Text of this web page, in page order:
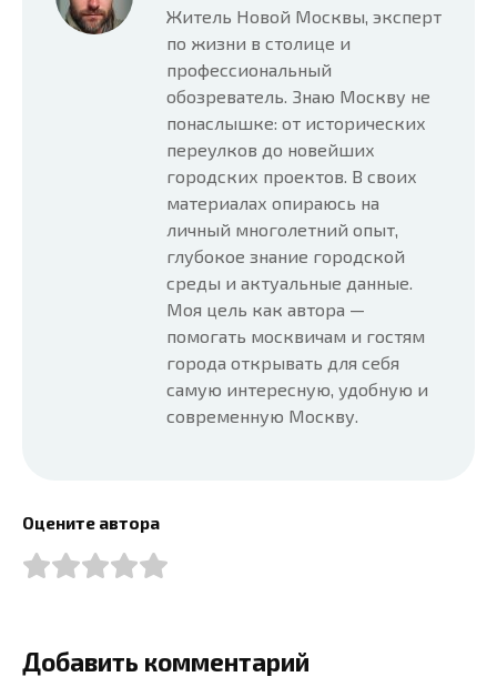
Житель Новой Москвы, эксперт
по жизни в столице и
профессиональный
обозреватель. Знаю Москву не
понаслышке: от исторических
переулков до новейших
городских проектов. В своих
материалах опираюсь на
личный многолетний опыт,
глубокое знание городской
среды и актуальные данные.
Моя цель как автора —
помогать москвичам и гостям
города открывать для себя
самую интересную, удобную и
современную Москву.
Оцените автора
Добавить комментарий